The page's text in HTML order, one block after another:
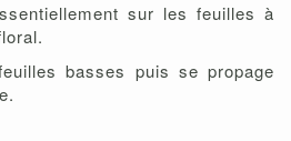
sur les feuilles à
basses puis se propage